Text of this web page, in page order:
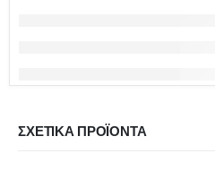
ΣΧΕΤΙΚΆ ΠΡΟΪΌΝΤΑ